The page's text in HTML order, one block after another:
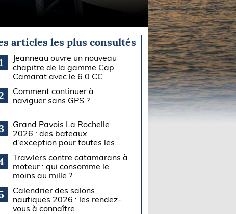
articles les plus consultés
Jeanneau ouvre un nouveau
chapitre de la gamme Cap
Camarat avec le 6.0 CC
Comment continuer à
naviguer sans GPS ?
Grand Pavois La Rochelle
2026 : des bateaux
d’exception pour toutes les...
Trawlers contre catamarans à
moteur : qui consomme le
moins au mille ?
Calendrier des salons
nautiques 2026 : les rendez-
vous à connaître